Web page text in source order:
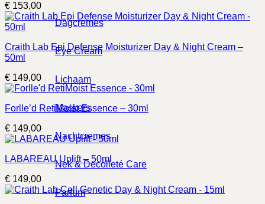
Dagcremes
Eye Cream
Lichaam
Maskers
Nachtcremes
Nek & Decolleté Care
Parfum
€ 153,00
Craith Lab Epi Defense Moisturizer Day & Night Cream –
50ml
€ 149,00
Forlle’d RetiMoist Essence – 30ml
€ 149,00
LABAREAU Uplift – 50ml
€ 149,00